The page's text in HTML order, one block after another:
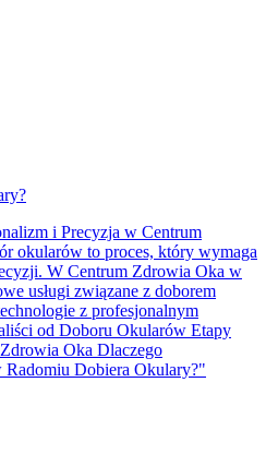
i Precyzja w Centrum
okularów to proces, który wymaga
W Centrum Zdrowia Oka w
usługi związane z doborem
z profesjonalnym
od Doboru Okularów Etapy
Oka Dlaczego
Dobiera Okulary?"